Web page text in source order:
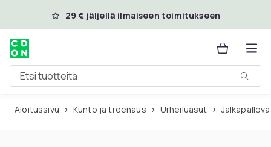
Ohita ja siirry pääsisältöön
29 € jäljellä ilmaiseen toimitukseen
Etsi tuotteita
Aloitussivu Kunto ja treenaus Urheiluasut